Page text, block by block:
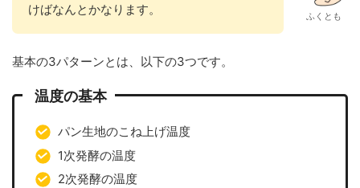
けばなんとかなります。
ふくとも
基本の3パターンとは、以下の3つです。
温度の基本
パン生地のこね上げ温度
1次発酵の温度
2次発酵の温度